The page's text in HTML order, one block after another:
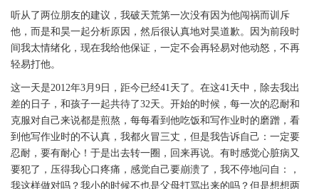
听从了两位朋友的建议，我破天荒第一次没有因为他闯祸而训斥
他，而是和昊一起分析原因，然后很认真地对昊道歉。因为前段时
间我太情绪化，现在我给他保证，一定不会再轻易对他动怒，不再
轻易打他。
这一天是2012年3月9日，距今已经41天了。在这41天中，除去我出
差的日子，和孩子一起共待了32天。开始的时候，每一次的忍耐和
克服对自己来说都是煎熬，每每看到他吃饭和写作业时的磨蹭，看
到他写作业时的不认真，我都火冒三丈，但是我告诉自己：一定要
忍耐，要有耐心！于是出去转一圈，回来再说。有时感觉心脏病又
要犯了，压得我心口疼痛，感觉自己要崩溃了，我不停地问自：，
我这样做对吗？我小的时候不也是父母打骂出来的吗？但是想想两